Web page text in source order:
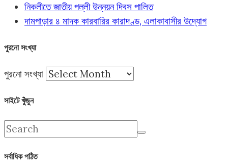
নিকলীতে জাতীয় পল্লী উন্নয়ন দিবস পালিত
দামপাড়ার ৪ মাদক কারবারির কারাদণ্ড, এলাকাবাসীর উদ্যোগ
পুরনো সংখ্যা
পুরনো সংখ্যা
সাইটে খুঁজুন
সর্বাধিক পঠিত